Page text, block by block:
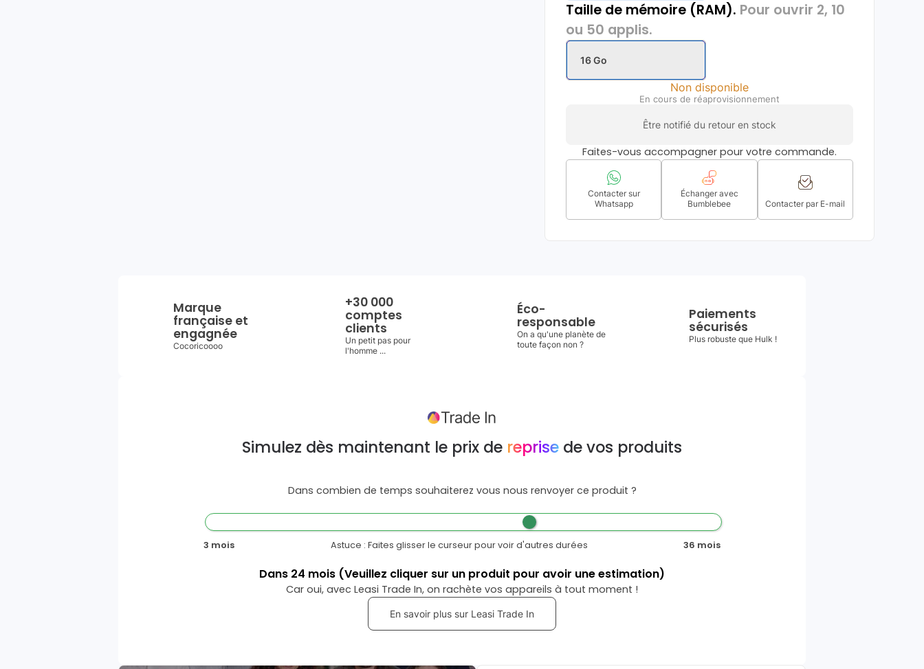
Taille de mémoire (RAM). Pour ouvrir 2, 10
ou 50 applis.
16 Go
Non disponible
En cours de réaprovisionnement
Être notifié du retour en stock
Faites-vous accompagner pour votre commande.
Contacter sur
Whatsapp
Échanger avec
Bumblebee
Contacter par E-mail
Marque
française et
engagnée
Cocoricoooo
+30 000
comptes
clients
Un petit pas pour
l'homme ...
Éco-
responsable
On a qu'une planète de
toute façon non ?
Paiements
sécurisés
Plus robuste que Hulk !
Simulez dès maintenant le prix de reprise de vos produits
Dans combien de temps souhaiterez vous nous renvoyer ce produit ?
3 mois Astuce : Faites glisser le curseur pour voir d'autres durées 36 mois
Dans 24 mois (Veuillez cliquer sur un produit pour avoir une estimation)
Car oui, avec Leasi Trade In, on rachète vos appareils à tout moment !
En savoir plus sur Leasi Trade In